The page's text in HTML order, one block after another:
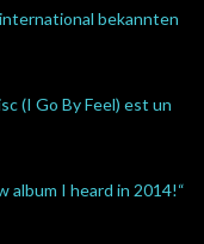
bekannten
(I Go By Feel) est un
album I heard in 2014!“